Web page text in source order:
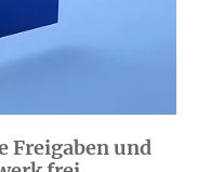
Freigaben und